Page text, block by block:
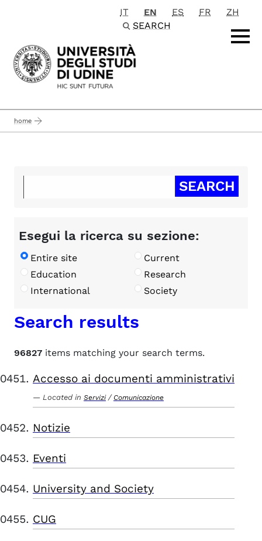
Passa al contenuto principale
IT EN ES FR
ZH
SEARCH
home
Esegui la ricerca su sezione:
Entire site
Current
Education
Research
International
Society
Search results
96827 items matching your search terms.
Accesso ai documenti amministrativi
Located in Servizi / Comunicazione
Notizie
Eventi
University and Society
CUG